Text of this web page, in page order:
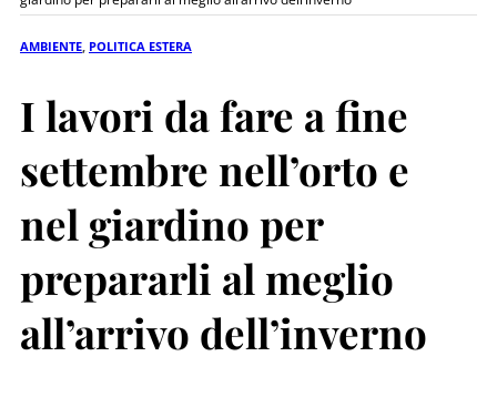
AMBIENTE POLITICA ESTERA
I lavori da fare a fine
settembre nell’orto e
nel giardino per
prepararli al meglio
all’arrivo dell’inverno